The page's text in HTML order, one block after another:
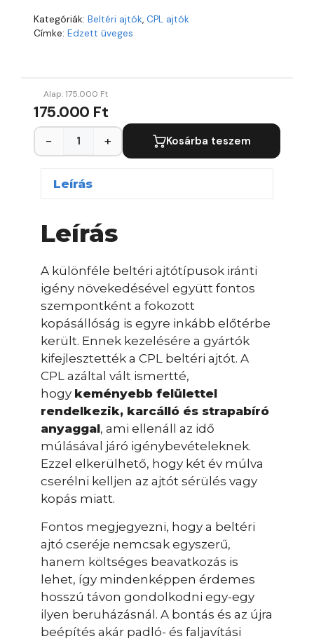
Kategóriák: Beltéri ajtók, CPL ajtók
Címke: Edzett üveges
Alap:175.000 Ft
175.000 Ft
− + Kosárba teszem
Leírás
Leírás
A különféle beltéri ajtótípusok iránti
igény növekedésével együtt fontos
szempontként a fokozott
kopásállóság is egyre inkább előtérbe
került. Ennek kezelésére a gyártók
kifejlesztették a CPL beltéri ajtót. A
CPL azáltal vált ismertté,
hogy keményebb felülettel
rendelkezik, karcálló és strapabíró
anyaggal, ami ellenáll az idő
múlásával járó igénybevételeknek.
Ezzel elkerülhető, hogy két év múlva
cserélni kelljen az ajtót sérülés vagy
kopás miatt.
Fontos megjegyezni, hogy a beltéri
ajtó cseréje nemcsak egyszerű,
hanem költséges beavatkozás is
lehet, így mindenképpen érdemes
hosszú távon gondolkodni egy-egy
ilyen beruházásnál. A bontás és az újra
beépítés akár padló- és faljavítási